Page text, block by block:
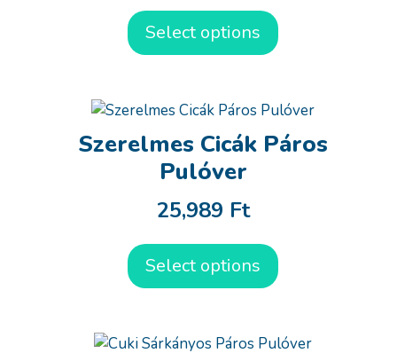
Select options
Szerelmes Cicák Páros
Pulóver
25,989 Ft
Select options